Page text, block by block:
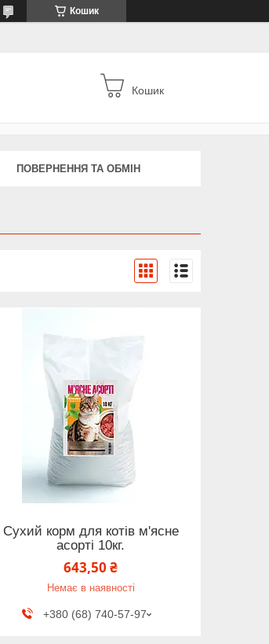
Кошик
Кошик
ПОВЕРНЕННЯ ТА ОБМІН
Cухий корм для котів м'ясне
асорті 10кг.
643,50 ₴
Немає в наявності
+380 (68) 740-57-97